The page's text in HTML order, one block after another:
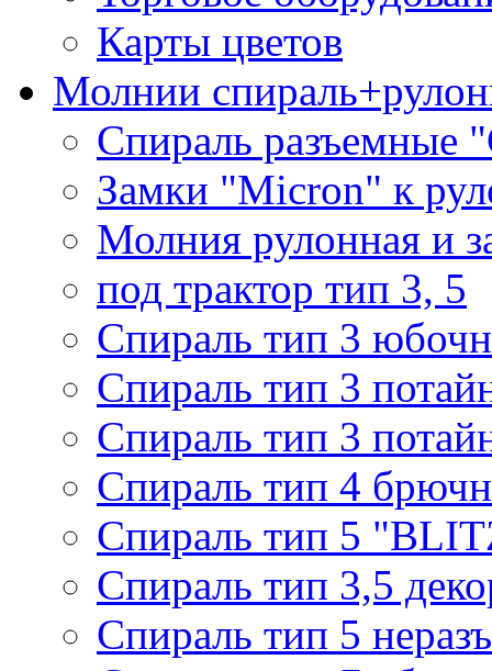
Карты цветов
Молнии
Спираль разъемные
Замки "Micron" к
Молния рулонная и
под трактор тип 3, 5
Спираль тип 3
Спираль тип 3
Спираль тип 3
Спираль тип 4
Спираль тип 5
Спираль тип 3,5
Спираль тип 5